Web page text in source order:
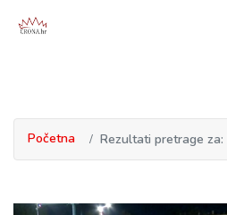
Početna Rezultati pretrage za: